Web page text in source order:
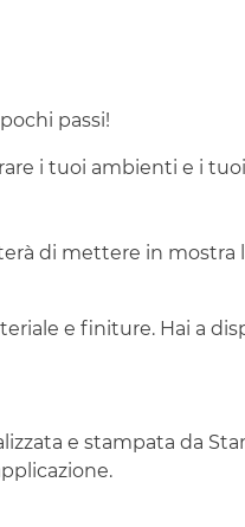
passi!
i tuoi ambienti e i
di mettere in mostra
e finiture. Hai a
e stampata da